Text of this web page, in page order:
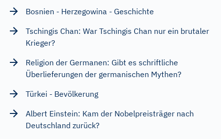
Bosnien - Herzegowina - Geschichte
Tschingis Chan: War Tschingis Chan nur ein brutaler
Krieger?
Religion der Germanen: Gibt es schriftliche
Überlieferungen der germanischen Mythen?
Türkei - Bevölkerung
Albert Einstein: Kam der Nobelpreisträger nach
Deutschland zurück?